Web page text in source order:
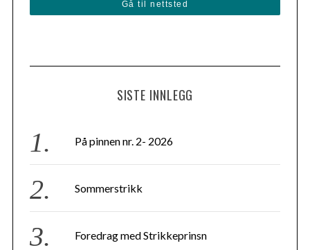
Gå til nettsted
SISTE INNLEGG
På pinnen nr. 2- 2026
Sommerstrikk
Foredrag med Strikkeprinsn